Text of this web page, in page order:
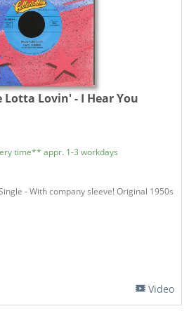
Lotta Lovin' - I Hear You
time** appr. 1-3 workdays
- With company sleeve! Original 1950s
Video